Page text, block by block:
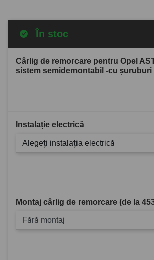
În stoc
Cârlig de remorcare pentru Opel
sistem semidemontabil -cu şuruburi
Instalație electrică
Alegeți instalația electrică
Montaj cârlig de remorcare (de la
Fără montaj